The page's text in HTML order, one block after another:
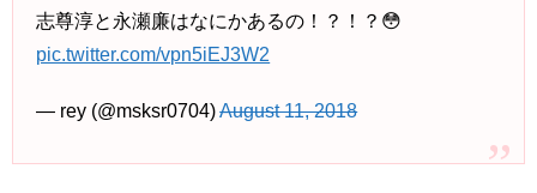
志尊淳と永瀬廉はなにかあるの！？！？😳
pic.twitter.com/vpn5iEJ3W2
— rey (@msksr0704)August 11, 2018